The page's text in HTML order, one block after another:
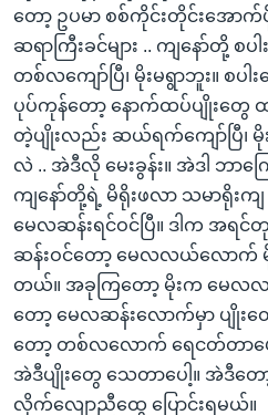
တော့ ဥပမာ စစ်ကိုင်းတိုင်းအော
ဆရာကြီးခင်များ .. ကျနော်တို့
တစ်လကျော်ပြီ၊ မိုးမရွာဘူး။ စပါ
ပုပ်ကုန်တော့ နောက်ထပ်ပျိုးတွ
တဲ့ပျိုးလည်း ဆယ်ရက်ကျော်ပြီ၊ မို
လဲ .. အဲဒီလို မေးခွန်း။ အဲဒါ ဘာက
ကျနော်တို့ရဲ့ မိရိုးဖလာ သမာရိုး
မေလဆန်းရင်ဝင်ပြီ။ ဒါက အရင်
ဆန်းဝင်တော့ မေလလယ်လောက်
တယ်။ အခုကြတော့ မိုးက မေ
တော့ မေလဆန်းလောက်မှာ ပျိုး
တော့ တစ်လလောက် ရေငတ်တာပ
အဲဒီပျိုးတွေ သေတာပေါ့။ အဲဒီတ
လိုက်လျောညီထွေ ပြောင်းရမယ်။